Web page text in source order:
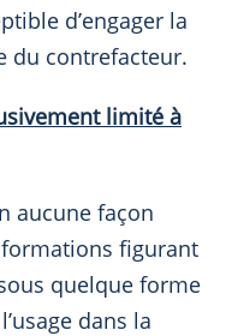
d’engager la
du contrefacteur.
limité à
aucune façon
figurant
quelque forme
dans la